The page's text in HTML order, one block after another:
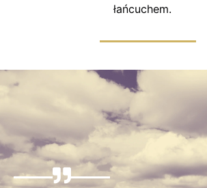
łańcuchem.